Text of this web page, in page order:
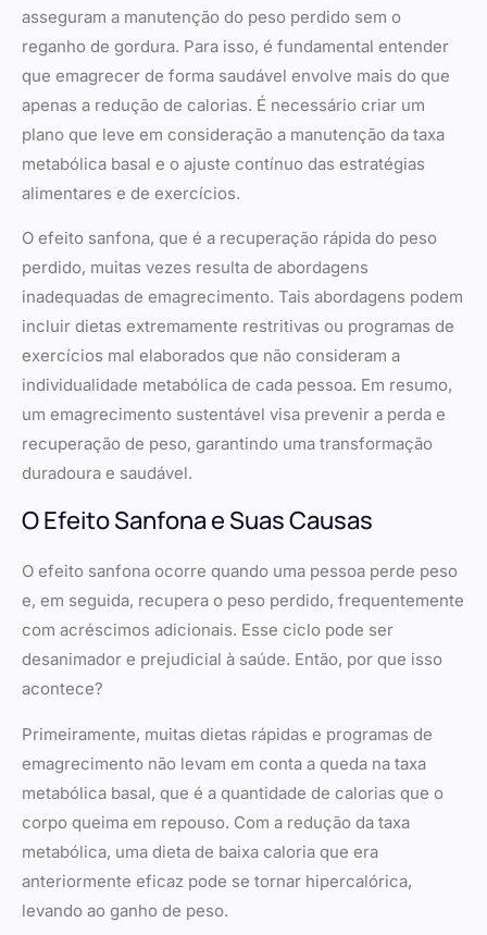
asseguram a manutenção do peso perdido sem o
reganho de gordura. Para isso, é fundamental entender
que emagrecer de forma saudável envolve mais do que
apenas a redução de calorias. É necessário criar um
plano que leve em consideração a manutenção da taxa
metabólica basal e o ajuste contínuo das estratégias
alimentares e de exercícios.
O efeito sanfona, que é a recuperação rápida do peso
perdido, muitas vezes resulta de abordagens
inadequadas de emagrecimento. Tais abordagens podem
incluir dietas extremamente restritivas ou programas de
exercícios mal elaborados que não consideram a
individualidade metabólica de cada pessoa. Em resumo,
um emagrecimento sustentável visa prevenir a perda e
recuperação de peso, garantindo uma transformação
duradoura e saudável.
O Efeito Sanfona e Suas Causas
O efeito sanfona ocorre quando uma pessoa perde peso
e, em seguida, recupera o peso perdido, frequentemente
com acréscimos adicionais. Esse ciclo pode ser
desanimador e prejudicial à saúde. Então, por que isso
acontece?
Primeiramente, muitas dietas rápidas e programas de
emagrecimento não levam em conta a queda na taxa
metabólica basal, que é a quantidade de calorias que o
corpo queima em repouso. Com a redução da taxa
metabólica, uma dieta de baixa caloria que era
anteriormente eficaz pode se tornar hipercalórica,
levando ao ganho de peso.